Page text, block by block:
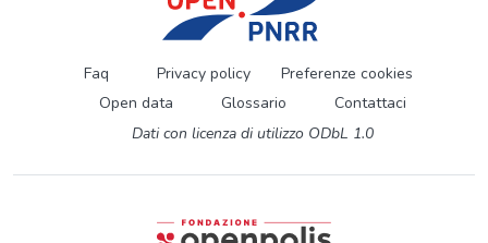
Faq Privacy policy
Preferenze cookies
Open data
Glossario
Contattaci
Dati con licenza di utilizzo ODbL 1.0